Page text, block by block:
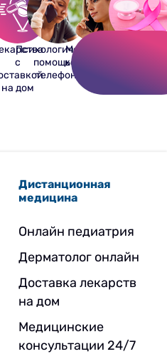
с
на дом
Психологическая
помощь по
телефону
Медицинские
консультации
Дистанционная
медицина
Онлайн педиатрия
Дерматолог онлайн
Доставка лекарств
на дом
Медицинские
консультации 24/7